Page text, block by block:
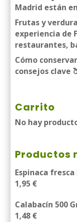
Madrid están
Frutas y
experiencia de
restaurantes,
Cómo
consejos clave
Carrito
No hay
Productos
Espinaca fresca
1,95 €
Calabacín 500
1,48 €